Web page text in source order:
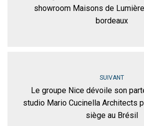
showroom Maisons de
bordeaux
SUIVANT
Le groupe Nice dévoile son
studio Mario Cucinella Architects
siège au Brésil